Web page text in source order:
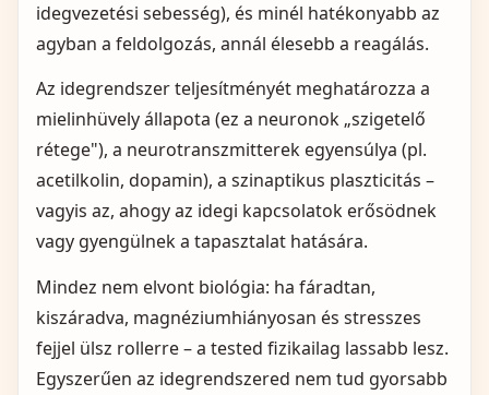
idegvezetési sebesség), és minél hatékonyabb az
agyban a feldolgozás, annál élesebb a reagálás.
Az idegrendszer teljesítményét meghatározza a
mielinhüvely állapota (ez a neuronok „szigetelő
rétege"), a neurotranszmitterek egyensúlya (pl.
acetilkolin, dopamin), a szinaptikus plaszticitás –
vagyis az, ahogy az idegi kapcsolatok erősödnek
vagy gyengülnek a tapasztalat hatására.
Mindez nem elvont biológia: ha fáradtan,
kiszáradva, magnéziumhiányosan és stresszes
fejjel ülsz rollerre – a tested fizikailag lassabb lesz.
Egyszerűen az idegrendszered nem tud gyorsabb